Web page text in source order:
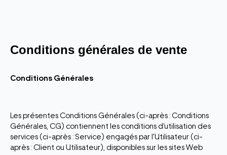
Conditions générales de vente
Conditions Générales
Les présentes Conditions Générales (ci-après : Conditions
Générales, CG) contiennent les conditions d'utilisation des
services (ci-après : Service) engagés par l'Utilisateur (ci-
après : Client ou Utilisateur), disponibles sur les sites Web